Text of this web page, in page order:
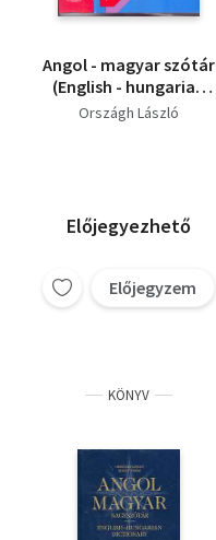
Angol - magyar szótár
(English - hungarian
dictionary)
Országh László
Előjegyezhető
Előjegyzem
KÖNYV